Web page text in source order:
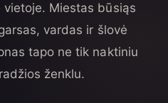
Miestas būsiąs
vardas ir šlovė
tapo ne tik naktiniu
ženklu.